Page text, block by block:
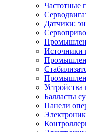
Частотные
Датчики:
Источники
Устройства
Балласты
Панели